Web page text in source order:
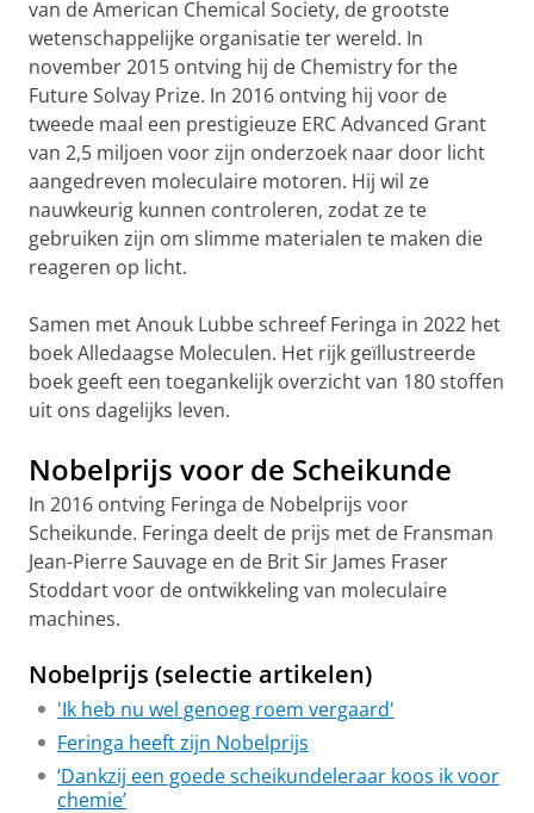
van de American Chemical Society, de grootste
wetenschappelijke organisatie ter wereld. In
november 2015 ontving hij de Chemistry for the
Future Solvay Prize. In 2016 ontving hij voor de
tweede maal een prestigieuze ERC Advanced Grant
van 2,5 miljoen voor zijn onderzoek naar door licht
aangedreven moleculaire motoren. Hij wil ze
nauwkeurig kunnen controleren, zodat ze te
gebruiken zijn om slimme materialen te maken die
reageren op licht.
Samen met Anouk Lubbe schreef Feringa in 2022 het
boek Alledaagse Moleculen. Het rijk geïllustreerde
boek geeft een toegankelijk overzicht van 180 stoffen
uit ons dagelijks leven.
Nobelprijs voor de Scheikunde
In 2016 ontving Feringa de Nobelprijs voor
Scheikunde. Feringa deelt de prijs met de Fransman
Jean-Pierre Sauvage en de Brit Sir James Fraser
Stoddart voor de ontwikkeling van moleculaire
machines.
Nobelprijs (selectie artikelen)
'Ik heb nu wel genoeg roem vergaard'
Feringa heeft zijn Nobelprijs
‘Dankzij een goede scheikundeleraar koos ik voor
chemie’